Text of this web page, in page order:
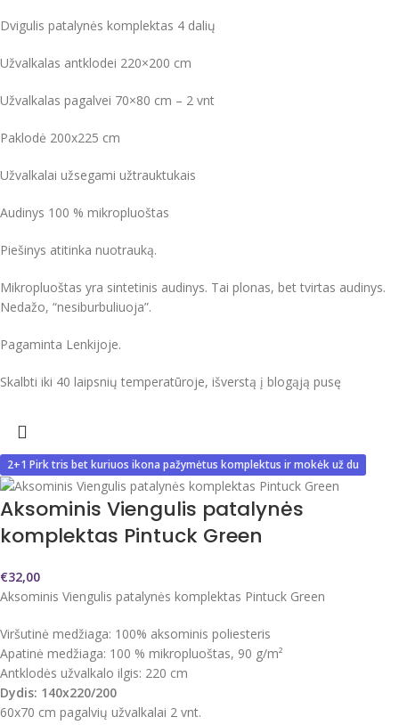
Dvigulis patalynės komplektas 4 dalių
Užvalkalas antklodei 220×200 cm
Užvalkalas pagalvei 70×80 cm – 2 vnt
Paklodė 200x225 cm
Užvalkalai užsegami užtrauktukais
Audinys 100 % mikropluoštas
Piešinys atitinka nuotrauką.
Mikropluoštas yra sintetinis audinys. Tai plonas, bet tvirtas audinys.
Nedažo, “nesiburbuliuoja”.
Pagaminta Lenkijoje.
Skalbti iki 40 laipsnių temperatūroje, išverstą į blogąją pusę
2+1 Pirk tris bet kuriuos ikona pažymėtus komplektus ir mokėk už du
Aksominis Viengulis patalynės
komplektas Pintuck Green
€32,00
Aksominis Viengulis patalynės komplektas Pintuck Green
Viršutinė medžiaga: 100% aksominis poliesteris
Apatinė medžiaga: 100 % mikropluoštas, 90 g/m²
Antklodės užvalkalo ilgis: 220 cm
Dydis: 140x220/200
60x70 cm pagalvių užvalkalai 2 vnt.